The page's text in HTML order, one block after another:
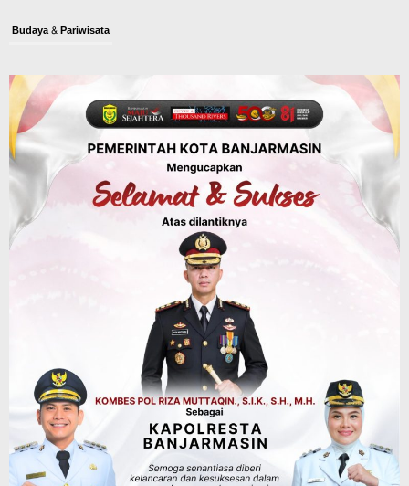
Budaya & Pariwisata
Belajar Sambil Lihat Satwa, Jelajah
Literasi di Taman Jahri Saleh
Agustus 9, 2026
Advertorial Dinas Kehutanan Kalsel
Api Sempat Berkobar, Karhutla di
Tahura Sultan Adam Berhasil
Pemkab Tanahlaut
Delegasi Kementerian LH Kunjungi
Tanahlaut, Bupati Rahmat Paparkan
Potensi 363 Ribu Hektare Wilayah
Agustus 9, 2026